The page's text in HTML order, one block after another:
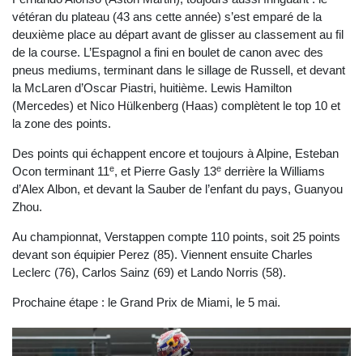
vétéran du plateau (43 ans cette année) s’est emparé de la
deuxième place au départ avant de glisser au classement au fil
de la course. L’Espagnol a fini en boulet de canon avec des
pneus mediums, terminant dans le sillage de Russell, et devant
la McLaren d’Oscar Piastri, huitième. Lewis Hamilton
(Mercedes) et Nico Hülkenberg (Haas) complètent le top 10 et
la zone des points.
Des points qui échappent encore et toujours à Alpine, Esteban
Ocon terminant 11e, et Pierre Gasly 13e derrière la Williams
d’Alex Albon, et devant la Sauber de l’enfant du pays, Guanyou
Zhou.
Au championnat, Verstappen compte 110 points, soit 25 points
devant son équipier Perez (85). Viennent ensuite Charles
Leclerc (76), Carlos Sainz (69) et Lando Norris (58).
Prochaine étape : le Grand Prix de Miami, le 5 mai.